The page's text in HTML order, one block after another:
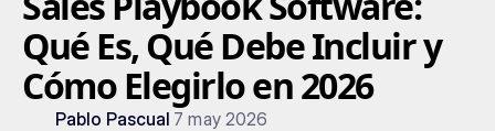
Qué Es, Qué Debe Incluir y
Cómo Elegirlo en 2026
Pablo Pascual 7 may 2026